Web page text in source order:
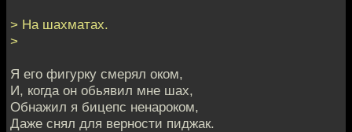
> На шахматах.
>
Я его фигурку смерял оком,
И, когда он обьявил мне шах,
Обнажил я бицепс ненароком,
Даже снял для верности пиджак.